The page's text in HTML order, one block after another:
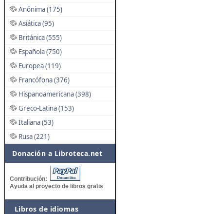
Anónima (175)
Asiática (95)
Británica (555)
Española (750)
Europea (119)
Francófona (376)
Hispanoamericana (398)
Greco-Latina (153)
Italiana (53)
Rusa (221)
Donación a Libroteca.net
Contribución:
Ayuda al proyecto de libros gratis
Libros de idiomas